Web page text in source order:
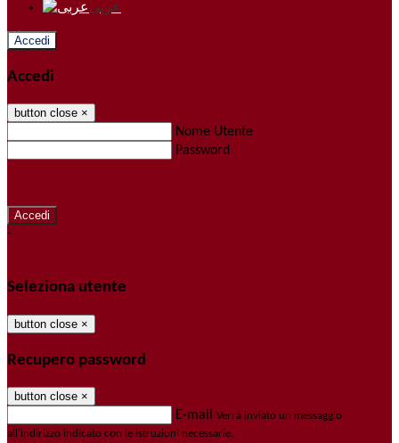
عربى
Accedi
Accedi
button close ×
Nome Utente
Password
-
Seleziona utente
button close ×
Recupero password
button close ×
E-mail Verrà inviato un messaggio
all'indirizzo indicato con le istruzioni necessarie.